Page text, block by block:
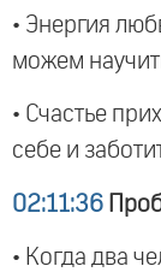
• Энергия
можем
• Счастье
себе и
02:11:36
• Когда два